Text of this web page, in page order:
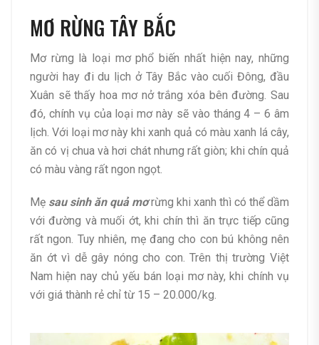
MƠ RỪNG TÂY BẮC
Mơ rừng là loại mơ phổ biến nhất hiện nay, những
người hay đi du lịch ở Tây Bắc vào cuối Đông, đầu
Xuân sẽ thấy hoa mơ nở trắng xóa bên đường. Sau
đó, chính vụ của loại mơ này sẽ vào tháng 4 – 6 âm
lịch. Với loại mơ này khi xanh quả có màu xanh lá cây,
ăn có vị chua và hơi chát nhưng rất giòn; khi chín quả
có màu vàng rất ngon ngọt.
Mẹ sau sinh ăn quả mơrừng khi xanh thì có thể dầm
với đường và muối ớt, khi chín thì ăn trực tiếp cũng
rất ngon. Tuy nhiên, mẹ đang cho con bú không nên
ăn ớt vì dễ gây nóng cho con. Trên thị trường Việt
Nam hiện nay chủ yếu bán loại mơ này, khi chính vụ
với giá thành rẻ chỉ từ 15 – 20.000/kg.